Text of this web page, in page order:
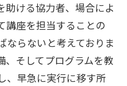
助ける協力者、場合によ
講座を担当することの
ならないと考えておりま
、そしてプログラムを教
、早急に実行に移す所